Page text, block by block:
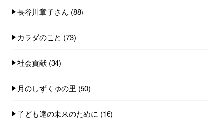
長谷川章子さん (88)
カラダのこと (73)
社会貢献 (34)
月のしずくゆの里 (50)
子ども達の未来のために (16)